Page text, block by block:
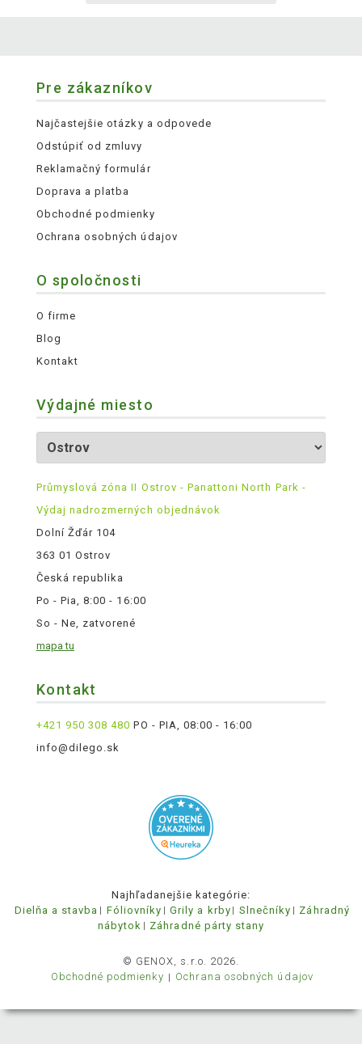
Pre zákazníkov
Najčastejšie otázky a odpovede
Odstúpiť od zmluvy
Reklamačný formulár
Doprava a platba
Obchodné podmienky
Ochrana osobných údajov
O spoločnosti
O firme
Blog
Kontakt
Výdajné miesto
Průmyslová zóna II Ostrov - Panattoni North Park -
Výdaj nadrozmerných objednávok
Dolní Žďár 104
363 01 Ostrov
Česká republika
Po - Pia, 8:00 - 16:00
So - Ne, zatvorené
mapa tu
Kontakt
+421 950 308 480 PO - PIA, 08:00 - 16:00
info@dilego.sk
Najhľadanejšie kategórie:
Dielňa a stavba
Fóliovníky Grily a krby Slnečníky
Záhradný
nábytok
Záhradné párty stany
© GENOX, s.r.o. 2026.
Obchodné podmienky
Ochrana osobných údajov